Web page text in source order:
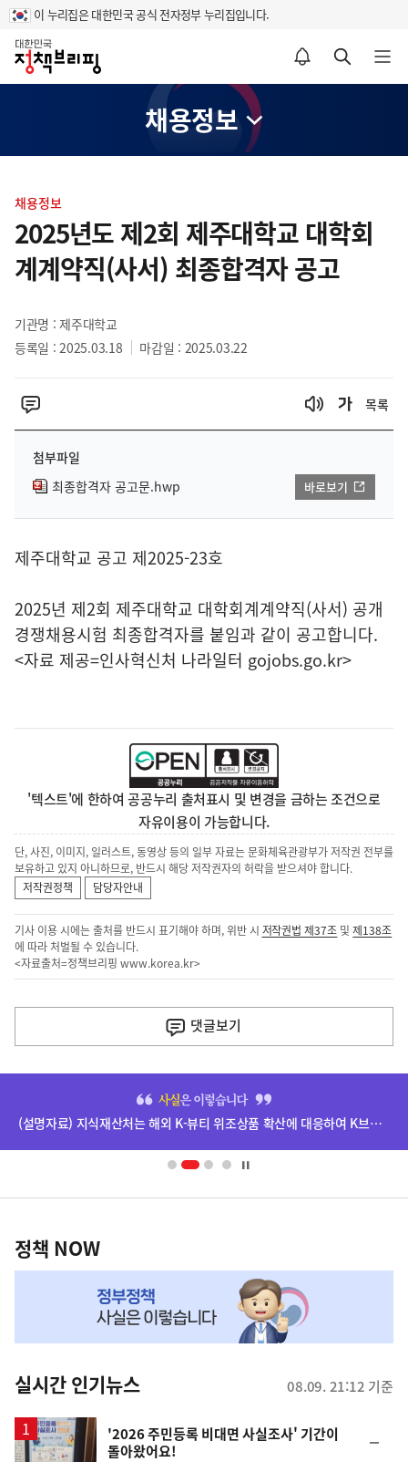
이 누리집은 대한민국 공식 전자정부 누리집입니다.
홈
알림설정 바로가기 검색 바로가기 메뉴 열기
채용정보
텐
츠
영
역
채용정보
2025년도 제2회 제주대학교 대학회
계계약직(사서) 최종합격자 공고
기관명 : 제주대학교
등록일 : 2025.03.18
마감일 : 2025.03.22
목록
첨부파일
최종합격자 공고문.hwp
바로보기
제주대학교 공고 제2025-23호
2025년 제2회 제주대학교 대학회계계약직(사서) 공개
경쟁채용시험 최종합격자를 붙임과 같이 공고합니다.
<자료 제공=인사혁신처 나라일터 gojobs.go.kr>
'텍스트'에 한하여 공공누리 출처표시 및 변경을 금하는 조건으로
자유이용이 가능합니다.
단, 사진, 이미지, 일러스트, 동영상 등의 일부 자료는 문화체육관광부가 저작권 전부를
보유하고 있지 아니하므로, 반드시 해당 저작권자의 허락을 받으셔야 합니다.
저작권정책
담당자안내
기사 이용 시에는 출처를 반드시 표기해야 하며, 위반 시 저작권법 제37조 및제138조
에 따라 처벌될 수 있습니다.
<자료출처=정책브리핑 www.korea.kr>
다
음
기
사
댓글보기
영
(설명자료) 지식재산처는 해외 K-뷰티 위조상품 확산에 대응하여 K브랜드 정부인증, 유통차단, 국제공조까지 K-브랜드 보호를 강화하고 있습니다.
책
NOW,
뉴
스
정책 NOW
실시간 인기뉴스 08.09. 21:12 기준
'2026 주민등록 비대면 사실조사' 기간이
돌아왔어요!